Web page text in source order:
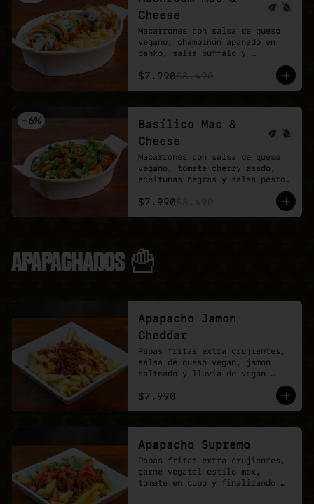
Cheese
Macarrones con salsa de queso
vegano, champiñón apanado en
panko, salsa buffalo y
$7.990
-6%
Basílico Mac &
Cheese
Macarrones con salsa de queso
vegano, tomate cherry asado,
aceitunas negras y salsa pesto.
$7.990
APAPACHADOS 🍟
Apapacho Jamon
Cheddar
Papas fritas extra crujientes,
salsa de queso vegan, jamon
salteado y lluvia de vegan
$7.990
Apapacho Supremo
Papas fritas extra crujientes,
carne vegatal estilo mex,
tomate en cubo y finalizando